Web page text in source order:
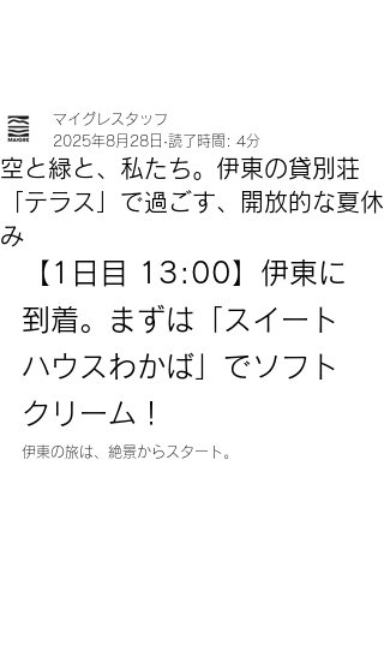
空と緑と、私たち。伊東の貸別荘
「テラス」で過ごす、開放的な夏休
み
マイグレスタッフ
2025年8月28日 読了時間: 4分
【1日目 13:00】伊東に
到着。まずは「スイート
ハウスわかば」でソフト
クリーム！
伊東の旅は、絶景からスタート。